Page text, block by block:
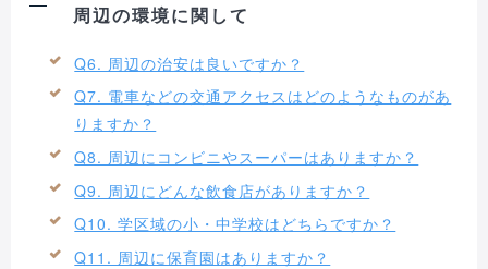
周辺の環境に関して
Q6. 周辺の治安は良いですか？
Q7. 電車などの交通アクセスはどのようなものがあ
りますか？
Q8. 周辺にコンビニやスーパーはありますか？
Q9. 周辺にどんな飲食店がありますか？
Q10. 学区域の小・中学校はどちらですか？
Q11. 周辺に保育園はありますか？